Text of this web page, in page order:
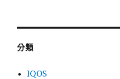
分類
IQOS